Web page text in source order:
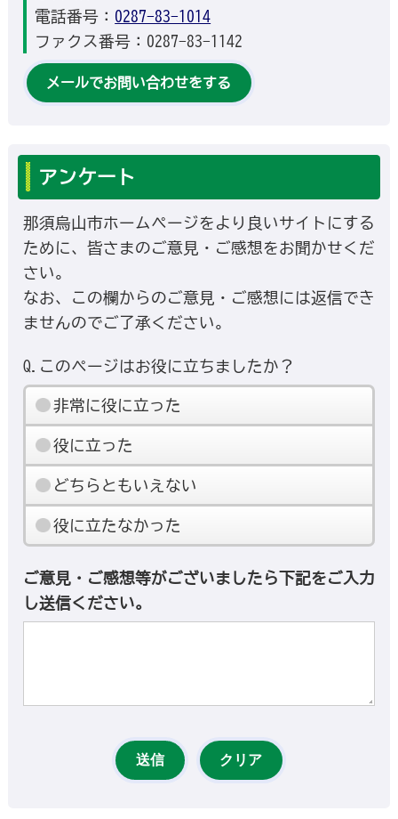
電話番号： 0287-83-1014
ファクス番号：0287-83-1142
メールでお問い合わせをする
アンケート
那須烏山市ホームページをより良いサイトにする
ために、皆さまのご意見・ご感想をお聞かせくだ
さい。
なお、この欄からのご意見・ご感想には返信でき
ませんのでご了承ください。
Q.このページはお役に立ちましたか？
非常に役に立った
役に立った
どちらともいえない
役に立たなかった
ご意見・ご感想等がございましたら下記をご入力
し送信ください。